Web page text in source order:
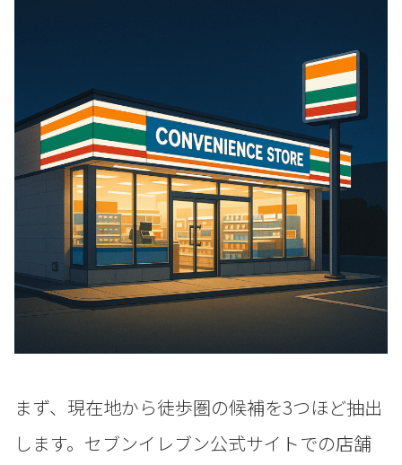
まず、現在地から徒歩圏の候補を3つほど抽出
します。セブンイレブン公式サイトでの店舗